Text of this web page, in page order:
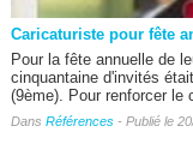
Caricaturiste pour fête
Pour la fête annuelle de
cinquantaine d'invités
(9ème). Pour renforcer le
Dans Références- Publié le